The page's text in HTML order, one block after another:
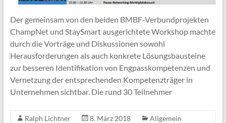
Der gemeinsam von den beiden BMBF-Verbundprojekten
ChampNet und StaySmart ausgerichtete Workshop machte
durch die Vorträge und Diskussionen sowohl
Herausforderungen als auch konkrete Lösungsbausteine
zur besseren Identifikation von Engpasskompetenzen und
Vernetzung der entsprechenden Kompetenzträger in
Unternehmen sichtbar. Die rund 30 Teilnehmer
Ralph Lichtner 8. März 2018
Allgemein